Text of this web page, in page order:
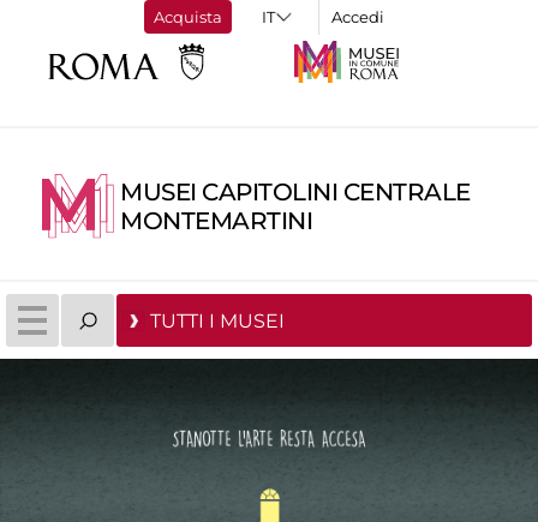
Acquista Accedi
MUSEI CAPITOLINI CENTRALE
MONTEMARTINI
TUTTI I MUSEI